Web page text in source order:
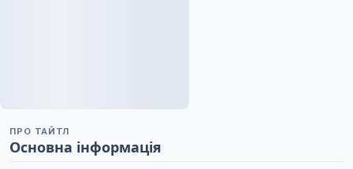
ПРО ТАЙТЛ
Основна інформація